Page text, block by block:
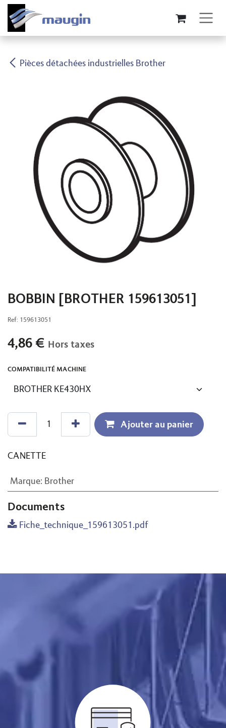
Se rendre au contenu
Pièces détachées industrielles Brother
BOBBIN [BROTHER 159613051]
Ref: 159613051
4,86 € Hors taxes
COMPATIBILITÉ MACHINE
Ajouter au panier
CANETTE
Marque: Brother
Documents
Fiche_technique_159613051.pdf